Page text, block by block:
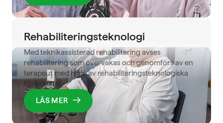
Rehabiliteringsteknologi
Med teknikassisterad rehabilitering avses
rehabilitering som övervakas och genomförs av en
terapeut med hjälp av rehabiliteringsteknologiska
hjälpmedel.
LÄS MER